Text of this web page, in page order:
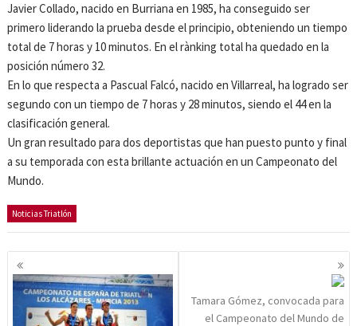
Javier Collado, nacido en Burriana en 1985, ha conseguido ser
primero liderando la prueba desde el principio, obteniendo un tiempo
total de 7 horas y 10 minutos. En el rànking total ha quedado en la
posición número 32.
En lo que respecta a Pascual Falcó, nacido en Villarreal, ha logrado ser
segundo con un tiempo de 7 horas y 28 minutos, siendo el 44 en la
clasificación general.
Un gran resultado para dos deportistas que han puesto punto y final
a su temporada con esta brillante actuación en un Campeonato del
Mundo.
Noticias Triatlón
Navegación
de
entradas
Tamara Gómez, convocada para
el Campeonato del Mundo de